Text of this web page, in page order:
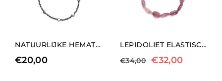
NATUURLIJKE HEMATIET ARMBAND MET HART ELEMENTEN
€20,00
LEPIDOLIET ELASTISCHE ARMBAND
€34,00 €32,00